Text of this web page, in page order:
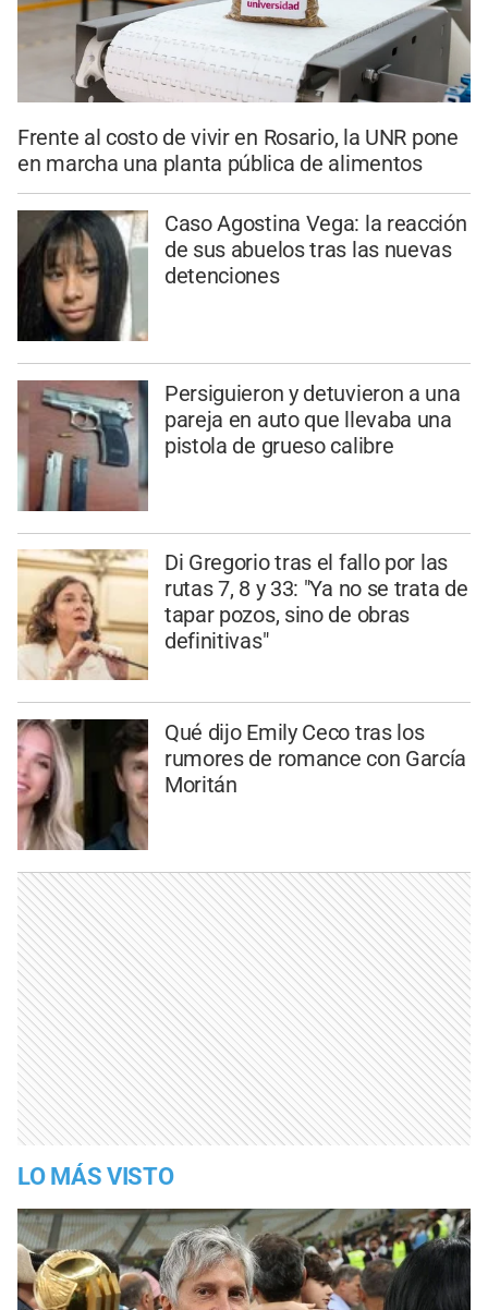
Frente al costo de vivir en Rosario, la UNR pone
en marcha una planta pública de alimentos
Caso Agostina Vega: la reacción
de sus abuelos tras las nuevas
detenciones
Persiguieron y detuvieron a una
pareja en auto que llevaba una
pistola de grueso calibre
Di Gregorio tras el fallo por las
rutas 7, 8 y 33: "Ya no se trata de
tapar pozos, sino de obras
definitivas"
Qué dijo Emily Ceco tras los
rumores de romance con García
Moritán
LO MÁS VISTO